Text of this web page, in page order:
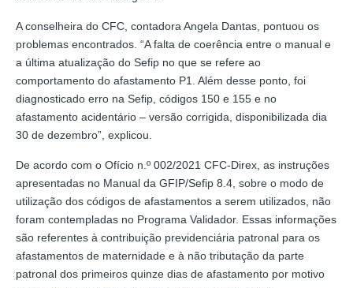
A conselheira do CFC, contadora Angela Dantas, pontuou os
problemas encontrados. “A falta de coerência entre o manual e
a última atualização do Sefip no que se refere ao
comportamento do afastamento P1. Além desse ponto, foi
diagnosticado erro na Sefip, códigos 150 e 155 e no
afastamento acidentário – versão corrigida, disponibilizada dia
30 de dezembro”, explicou.
De acordo com o Ofício n.º 002/2021 CFC-Direx, as instruções
apresentadas no Manual da GFIP/Sefip 8.4, sobre o modo de
utilização dos códigos de afastamentos a serem utilizados, não
foram contempladas no Programa Validador. Essas informações
são referentes à contribuição previdenciária patronal para os
afastamentos de maternidade e à não tributação da parte
patronal dos primeiros quinze dias de afastamento por motivo